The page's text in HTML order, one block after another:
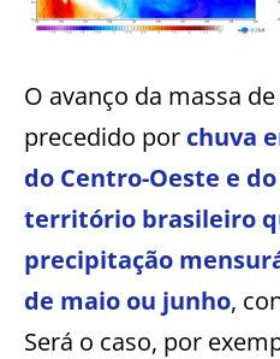
O avanço da massa
precedido por chuva
do Centro-Oeste e
território brasileiro
precipitação
de maio ou junho,
Será o caso, por